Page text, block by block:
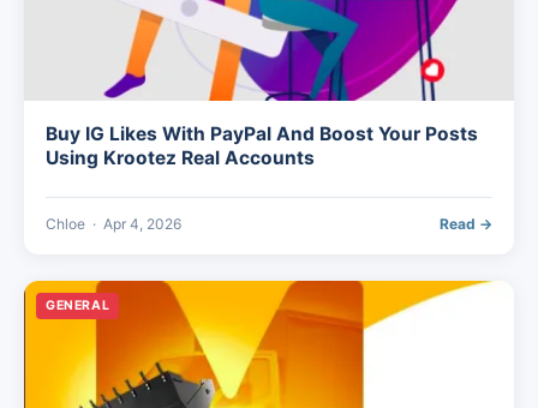
Buy IG Likes With PayPal And Boost Your Posts
Using Krootez Real Accounts
Chloe · Apr 4, 2026 Read →
GENERAL